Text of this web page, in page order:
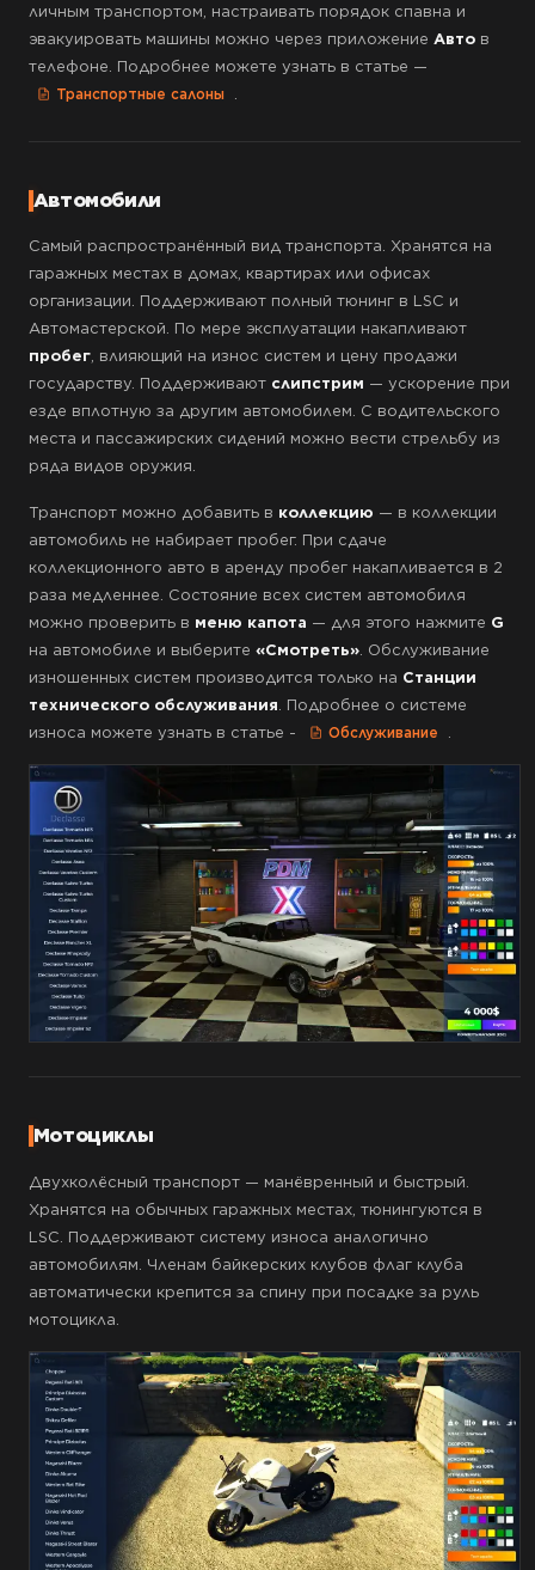
личным транспортом, настраивать порядок спавна и
эвакуировать машины можно через приложение Автов
телефоне. Подробнее можете узнать в статье —
Транспортные салоны
Автомобили
Самый распространённый вид транспорта. Хранятся на
гаражных местах в домах, квартирах или офисах
организации. Поддерживают полный тюнинг в LSC и
Автомастерской. По мере эксплуатации накапливают
пробег, влияющий на износ систем и цену продажи
государству. Поддерживают слипстрим — ускорение при
езде вплотную за другим автомобилем. С водительского
места и пассажирских сидений можно вести стрельбу из
ряда видов оружия.
Транспорт можно добавить в коллекцию — в коллекции
автомобиль не набирает пробег. При сдаче
коллекционного авто в аренду пробег накапливается в 2
раза медленнее. Состояние всех систем автомобиля
можно проверить в меню капота — для этого нажмите G
на автомобиле и выберите «Смотреть». Обслуживание
изношенных систем производится только на Станции
технического обслуживания . Подробнее о системе
износа можете узнать в статье -
Обслуживание
Мотоциклы
Двухколёсный транспорт — манёвренный и быстрый.
Хранятся на обычных гаражных местах, тюнингуются в
LSC. Поддерживают систему износа аналогично
автомобилям. Членам байкерских клубов флаг клуба
автоматически крепится за спину при посадке за руль
мотоцикла.